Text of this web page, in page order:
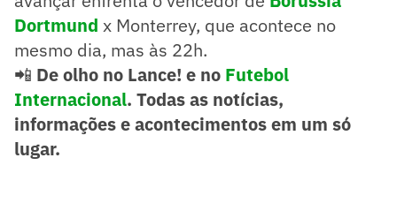
Dortmund x Monterrey, que acontece no
mesmo dia, mas às 22h.
📲 De olho no Lance! e no Futebol
Internacional. Todas as notícias,
informações e acontecimentos em um só
lugar.